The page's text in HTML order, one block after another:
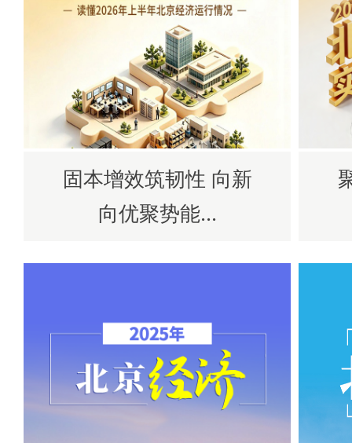
固本增效筑韧性 向新
向优聚势能...